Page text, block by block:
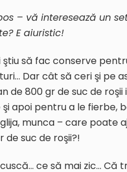
– vă interesează un
E aiuristic!
ştiu să fac conserve
Dar cât să ceri şi pe
de 800 gr de suc de
şi apoi pentru a le fierbe,
munca – care poate
de suc de roşii?!
ce să mai zic… Că